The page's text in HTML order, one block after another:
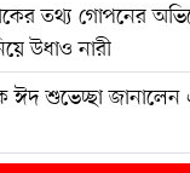
তথ্য গোপনের
উধাও নারী
ঈদ শুভেচ্ছা